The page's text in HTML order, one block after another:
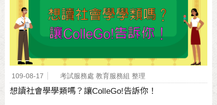
109-08-17 考試服務處 教育服務組 整理
想讀社會學學類嗎？讓ColleGo!告訴你！